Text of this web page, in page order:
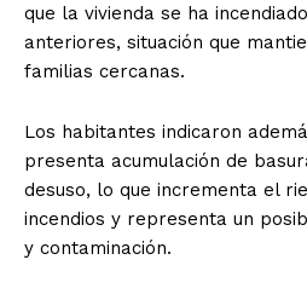
que la vivienda se ha
anteriores, situación que
familias cercanas.
Los habitantes indicaron
presenta acumulación de
desuso, lo que incrementa el
incendios y representa un
y contaminación.